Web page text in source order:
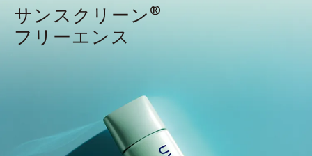
サンスクリーン ®
フリーエンス